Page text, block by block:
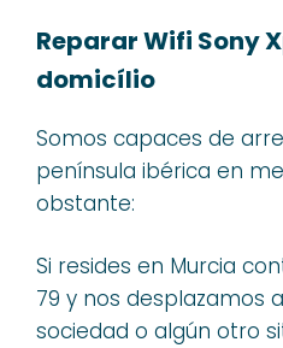
Reparar Wifi Sony
domicílio
Somos capaces de
península ibérica en
obstante:
Si resides en Murcia
79 y nos desplazamos
sociedad o algún otro